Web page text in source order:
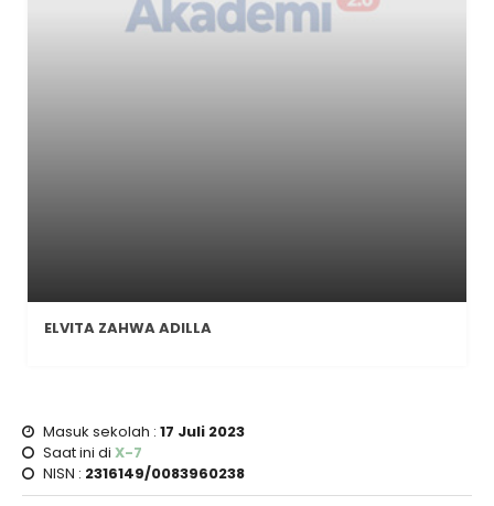
ELVITA ZAHWA ADILLA
Masuk sekolah : 17 Juli 2023
Saat ini di X-7
NISN : 2316149/0083960238